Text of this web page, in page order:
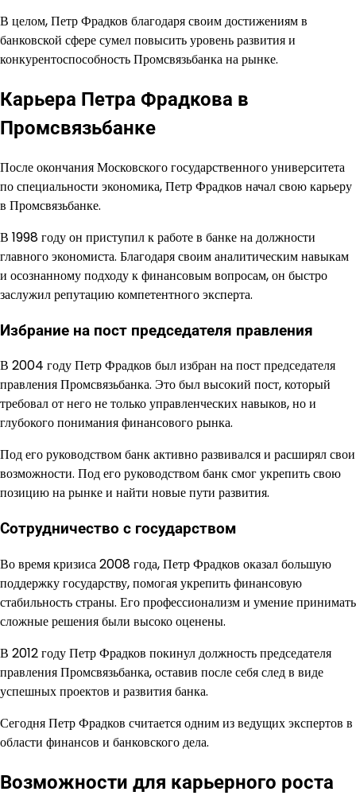
В целом, Петр Фрадков благодаря своим достижениям в
банковской сфере сумел повысить уровень развития и
конкурентоспособность Промсвязьбанка на рынке.
Карьера Петра Фрадкова в
Промсвязьбанке
После окончания Московского государственного университета
по специальности экономика, Петр Фрадков начал свою карьеру
в Промсвязьбанке.
В 1998 году он приступил к работе в банке на должности
главного экономиста. Благодаря своим аналитическим навыкам
и осознанному подходу к финансовым вопросам, он быстро
заслужил репутацию компетентного эксперта.
Избрание на пост председателя правления
В 2004 году Петр Фрадков был избран на пост председателя
правления Промсвязьбанка. Это был высокий пост, который
требовал от него не только управленческих навыков, но и
глубокого понимания финансового рынка.
Под его руководством банк активно развивался и расширял свои
возможности. Под его руководством банк смог укрепить свою
позицию на рынке и найти новые пути развития.
Сотрудничество с государством
Во время кризиса 2008 года, Петр Фрадков оказал большую
поддержку государству, помогая укрепить финансовую
стабильность страны. Его профессионализм и умение принимать
сложные решения были высоко оценены.
В 2012 году Петр Фрадков покинул должность председателя
правления Промсвязьбанка, оставив после себя след в виде
успешных проектов и развития банка.
Сегодня Петр Фрадков считается одним из ведущих экспертов в
области финансов и банковского дела.
Возможности для карьерного роста